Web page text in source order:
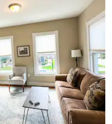
星の平均評価